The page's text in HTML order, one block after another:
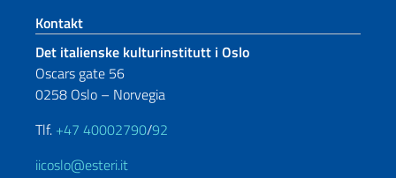
Footer section
Kontakt
Det italienske kulturinstitutt i Oslo
Oscars gate 56
0258 Oslo – Norvegia
Tlf. +47 40002790/92
iicoslo@esteri.it